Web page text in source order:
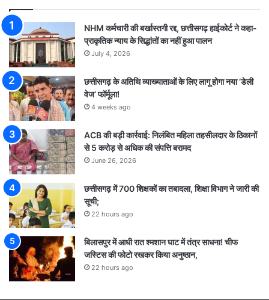
NHM कर्मचारी की बर्खास्तगी रद्द, छत्तीसगढ़ हाईकोर्ट ने कहा-
प्राकृतिक न्याय के सिद्धांतों का नहीं हुआ पालन
July 4, 2026
छत्तीसगढ़ के अतिथि व्याख्याताओं के लिए लागू होगा नया ‘डेली
वेज’ फॉर्मूला!
4 weeks ago
ACB की बड़ी कार्रवाई: निलंबित महिला तहसीलदार के ठिकानों
से 5 करोड़ से अधिक की संपत्ति बरामद
June 26, 2026
छत्तीसगढ़ में 700 शिक्षकों का तबादला, शिक्षा विभाग ने जारी की
सूची;
22 hours ago
बिलासपुर में आधी रात श्मशान घाट में तंत्र साधना! चीफ
जस्टिस की फोटो रखकर किया अनुष्ठान,
22 hours ago